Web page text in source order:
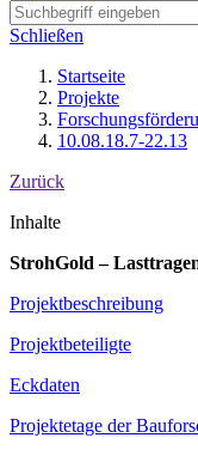
Schließen
Startseite
Projekte
10.08.18.7-22.13
Zurück
Inhalte
StrohGold –
Projektbeschreibung
Projektbeteiligte
Eckdaten
Projektetage der